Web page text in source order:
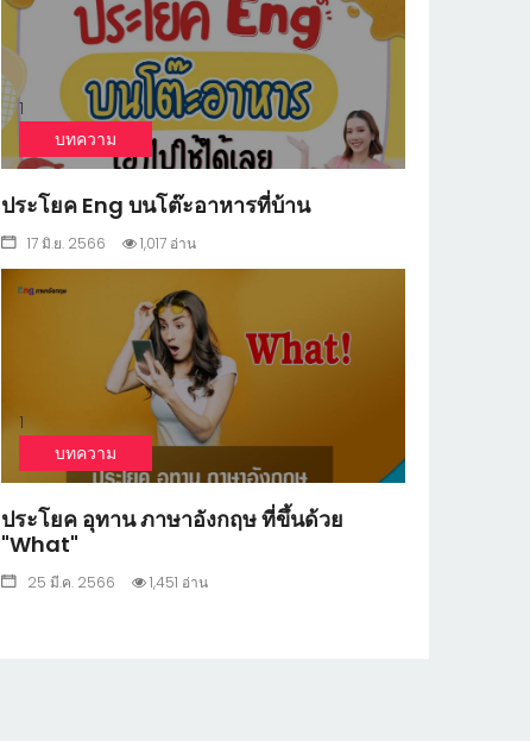
1
บทความ
ประโยค Eng บนโต๊ะอาหารที่บ้าน
17 มิ.ย. 2566 1,017 อ่าน
1
บทความ
ประโยค อุทาน ภาษาอังกฤษ ที่ขึ้นด้วย
"What"
25 มี.ค. 2566 1,451 อ่าน